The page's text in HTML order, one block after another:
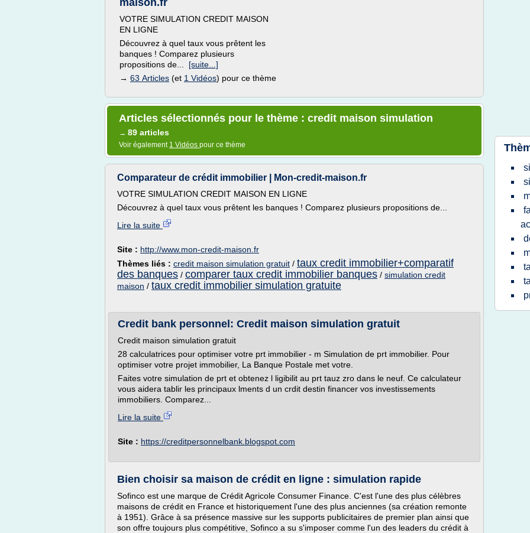
maison.fr
VOTRE SIMULATION CREDIT MAISON
EN LIGNE
Découvrez à quel taux vous prêtent les
banques ! Comparez plusieurs
propositions de... [suite...]
→ 63 Articles (et 1 Vidéos) pour ce thème
Articles sélectionnés pour le thème : credit maison simulation
→ 89 articles
Voir également 1 Vidéos pour ce thème
Comparateur de crédit immobilier | Mon-credit-maison.fr
VOTRE SIMULATION CREDIT MAISON EN LIGNE
Découvrez à quel taux vous prêtent les banques ! Comparez plusieurs propositions de...
Lire la suite
Site : http://www.mon-credit-maison.fr
Thèmes liés : credit maison simulation gratuit / taux credit immobilier+comparatif
des banques / comparer taux credit immobilier banques / simulation credit
maison / taux credit immobilier simulation gratuite
Credit bank personnel: Credit maison simulation gratuit
Credit maison simulation gratuit
28 calculatrices pour optimiser votre prt immobilier - m Simulation de prt immobilier. Pour
optimiser votre projet immobilier, La Banque Postale met votre.
Faites votre simulation de prt et obtenez l ligibilit au prt tauz zro dans le neuf. Ce calculateur
vous aidera tablir les principaux lments d un crdit destin financer vos investissements
immobiliers. Comparez...
Lire la suite
Site : https://creditpersonnelbank.blogspot.com
Bien choisir sa maison de crédit en ligne : simulation rapide
Sofinco est une marque de Crédit Agricole Consumer Finance. C'est l'une des plus célèbres
maisons de crédit en France et historiquement l'une des plus anciennes (sa création remonte
à 1951). Grâce à sa présence massive sur les supports publicitaires de premier plan ainsi que
son offre toujours plus compétitive, Sofinco a su s'imposer comme l'un des leaders du crédit à